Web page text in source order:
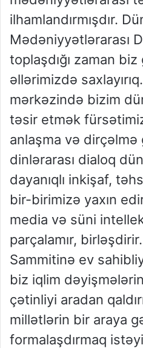
ilhamlandırmışdır.
Mədəniyyətlərarası
toplaşdığı zaman
əllərimizdə
mərkəzində bizim
təsir etmək
anlaşma və
dinlərarası dialoq
dayanıqlı inkişaf,
bir-birimizə yaxın
media və süni
parçalamır,
Sammitinə ev
biz iqlim
çətinliyi aradan
millətlərin bir araya
formalaşdırmaq